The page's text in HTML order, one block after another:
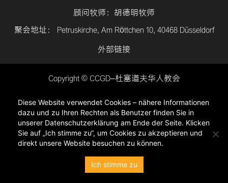
顾问牧师：胡德明牧师
聚会地址： Petruskirche, Am Röttchen 10, 40468 Düsseldorf
外部链接
Copyright © CCGD–杜塞道夫华人教会
隐私政策
Diese Website verwendet Cookies – nähere Informationen
dazu und zu Ihren Rechten als Benutzer finden Sie in
unserer Datenschutzerklärung am Ende der Seite. Klicken
Sie auf „Ich stimme zu“, um Cookies zu akzeptieren und
direkt unsere Website besuchen zu können.
Ich stimme zu